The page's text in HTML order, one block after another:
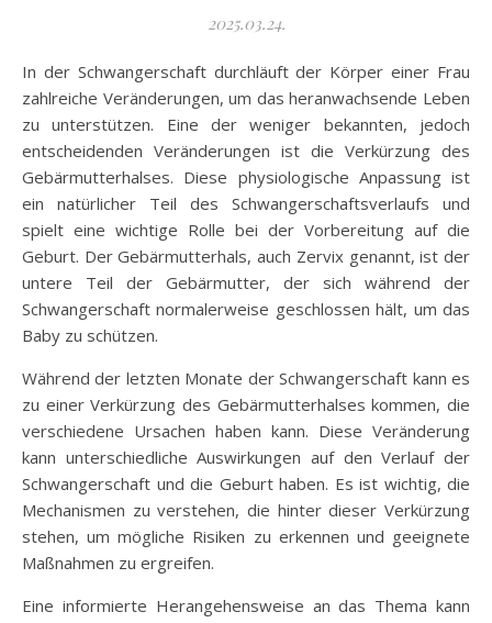
2025.03.24.
In der Schwangerschaft durchläuft der Körper einer Frau
zahlreiche Veränderungen, um das heranwachsende Leben
zu unterstützen. Eine der weniger bekannten, jedoch
entscheidenden Veränderungen ist die Verkürzung des
Gebärmutterhalses. Diese physiologische Anpassung ist
ein natürlicher Teil des Schwangerschaftsverlaufs und
spielt eine wichtige Rolle bei der Vorbereitung auf die
Geburt. Der Gebärmutterhals, auch Zervix genannt, ist der
untere Teil der Gebärmutter, der sich während der
Schwangerschaft normalerweise geschlossen hält, um das
Baby zu schützen.
Während der letzten Monate der Schwangerschaft kann es
zu einer Verkürzung des Gebärmutterhalses kommen, die
verschiedene Ursachen haben kann. Diese Veränderung
kann unterschiedliche Auswirkungen auf den Verlauf der
Schwangerschaft und die Geburt haben. Es ist wichtig, die
Mechanismen zu verstehen, die hinter dieser Verkürzung
stehen, um mögliche Risiken zu erkennen und geeignete
Maßnahmen zu ergreifen.
Eine informierte Herangehensweise an das Thema kann